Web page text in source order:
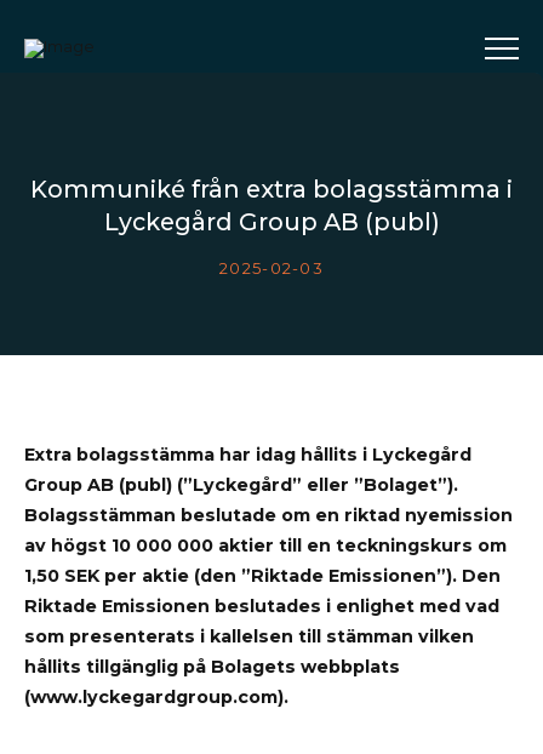
Kommuniké från extra bolagsstämma i
Lyckegård Group AB (publ)
2025-02-03
Extra bolagsstämma har idag hållits i Lyckegård
Group AB (publ) (”Lyckegård” eller ”Bolaget”).
Bolagsstämman beslutade om en riktad nyemission
av högst 10 000 000 aktier till en teckningskurs om
1,50 SEK per aktie (den ”Riktade Emissionen”). Den
Riktade Emissionen beslutades i enlighet med vad
som presenterats i kallelsen till stämman vilken
hållits tillgänglig på Bolagets webbplats
(www.lyckegardgroup.com).